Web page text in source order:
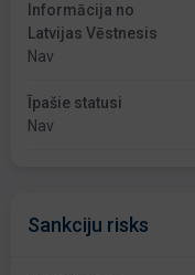
Informācija no
Latvijas Vēstnesis
Nav
Īpašie statusi
Nav
Sankciju risks